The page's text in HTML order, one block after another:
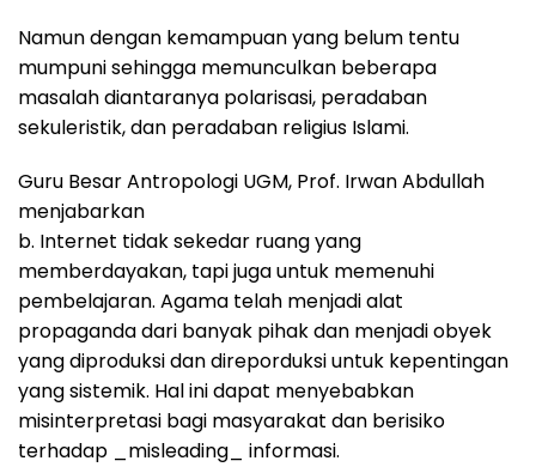
Namun dengan kemampuan yang belum tentu
mumpuni sehingga memunculkan beberapa
masalah diantaranya polarisasi, peradaban
sekuleristik, dan peradaban religius Islami.
Guru Besar Antropologi UGM, Prof. Irwan Abdullah
menjabarkan
b. Internet tidak sekedar ruang yang
memberdayakan, tapi juga untuk memenuhi
pembelajaran. Agama telah menjadi alat
propaganda dari banyak pihak dan menjadi obyek
yang diproduksi dan direporduksi untuk kepentingan
yang sistemik. Hal ini dapat menyebabkan
misinterpretasi bagi masyarakat dan berisiko
terhadap _misleading_ informasi.